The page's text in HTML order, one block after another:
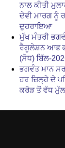
ਨਾਲ ਕੀਤੀ
ਦੇਵੀ ਮਾਰਗ ਨੂੰ
ਦੁਹਰਾਇਆ
ਮੁੱਖ ਮੰਤਰੀ
ਰੈਗੂਲੇਸ਼ਨ ਆਫ
(ਸੋਧ) ਬਿੱਲ-
ਭਗਵੰਤ ਮਾਨ
ਹਰ ਜ਼ਿਲ੍ਹੇ ਦੇ
ਕਰੋੜ ਤੋਂ ਵੱਧ